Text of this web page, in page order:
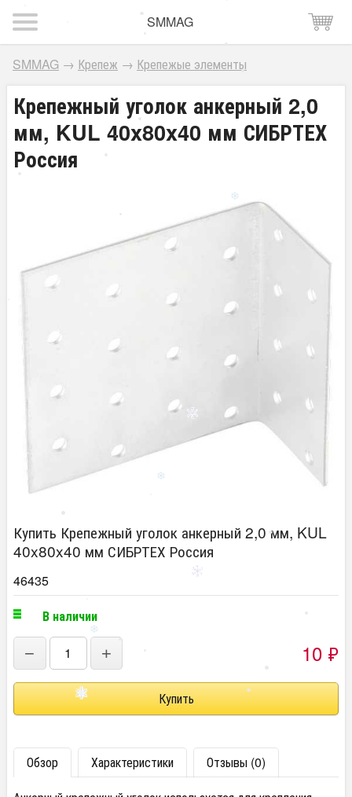
SMMAG
SMMAG → Крепеж → Крепежые элементы
Крепежный уголок анкерный 2,0
мм, KUL 40x80x40 мм СИБРТЕХ
Россия
Купить Крепежный уголок анкерный 2,0 мм, KUL
40x80x40 мм СИБРТЕХ Россия
46435
В наличии
− + 10 ₽
Обзор Характеристики
Отзывы (0)